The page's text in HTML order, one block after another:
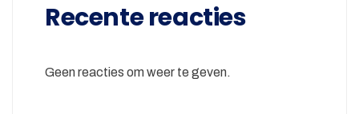
Recente reacties
Geen reacties om weer te geven.